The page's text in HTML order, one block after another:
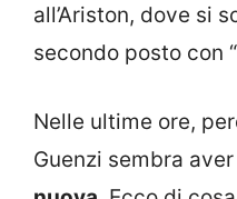
all’Ariston, dove si
secondo posto con “
Nelle ultime ore,
Guenzi sembra aver